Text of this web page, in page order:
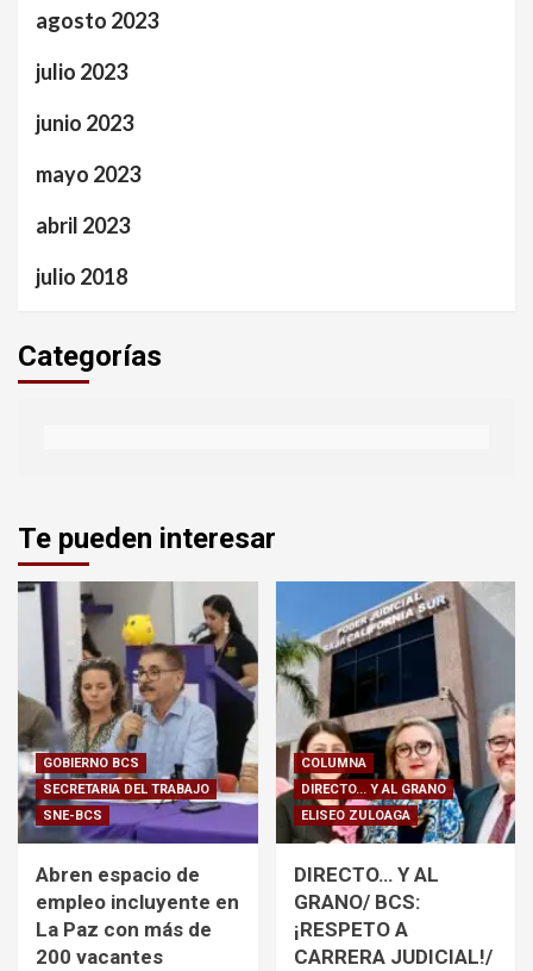
agosto 2023
julio 2023
junio 2023
mayo 2023
abril 2023
julio 2018
Categorías
Te pueden interesar
GOBIERNO BCS
SECRETARIA DEL TRABAJO
SNE-BCS
Abren espacio de
empleo incluyente en
La Paz con más de
200 vacantes
COLUMNA
DIRECTO... Y AL GRANO
ELISEO ZULOAGA
DIRECTO… Y AL
GRANO/ BCS:
¡RESPETO A
CARRERA JUDICIAL!/